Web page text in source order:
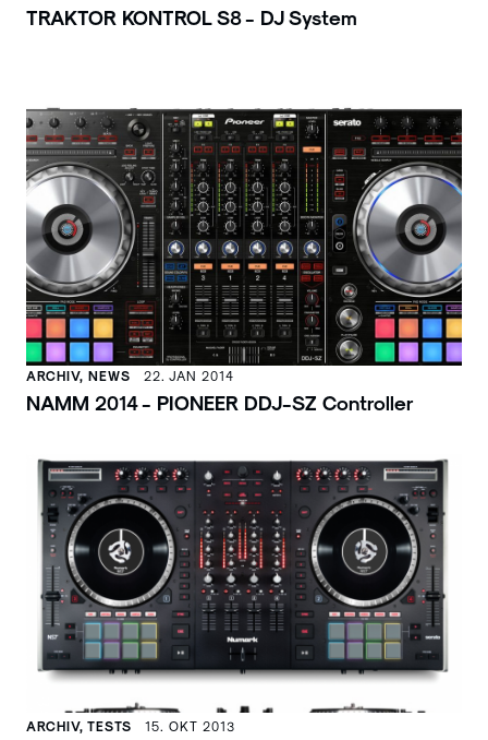
TRAKTOR KONTROL S8 - DJ System
ARCHIV, NEWS 22. JAN 2014
NAMM 2014 - PIONEER DDJ-SZ Controller
ARCHIV, TESTS 15. OKT 2013